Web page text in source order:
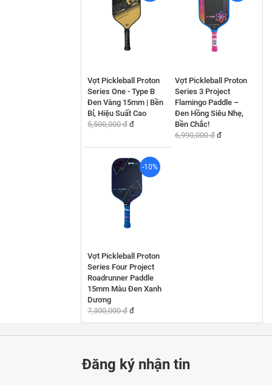
Vợt Pickleball Proton
Series One - Type B
Đen Vàng 15mm | Bền
Bỉ, Hiệu Suất Cao
5,500,000 đ đ
Vợt Pickleball Proton
Series 3 Project
Flamingo Paddle –
Đen Hồng Siêu Nhẹ,
Bền Chắc!
6,990,000 đ đ
-10%
Vợt Pickleball Proton
Series Four Project
Roadrunner Paddle
15mm Màu Đen Xanh
Dương
7,300,000 đ đ
Đăng ký nhận tin